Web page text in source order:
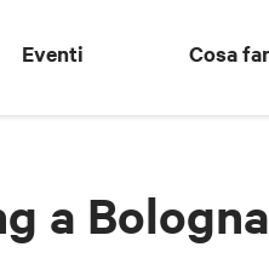
Eventi Cosa
a